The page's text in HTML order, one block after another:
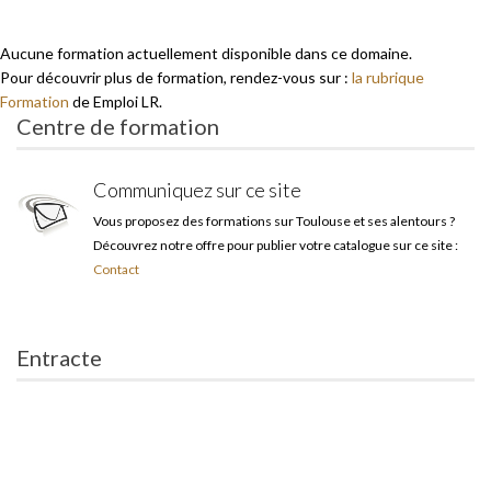
Aucune formation actuellement disponible dans ce domaine.
Pour découvrir plus de formation, rendez-vous sur : la rubrique
Formation de Emploi LR.
Centre de formation
Communiquez sur ce site
Vous proposez des formations sur Toulouse et ses alentours ?
Découvrez notre offre pour publier votre catalogue sur ce site :
Contact
Entracte